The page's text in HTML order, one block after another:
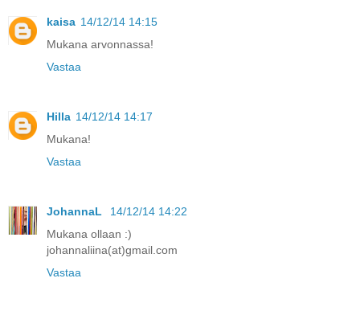
kaisa 14/12/14 14:15
Mukana arvonnassa!
Vastaa
Hilla 14/12/14 14:17
Mukana!
Vastaa
JohannaL
14/12/14 14:22
Mukana ollaan :)
johannaliina(at)gmail.com
Vastaa